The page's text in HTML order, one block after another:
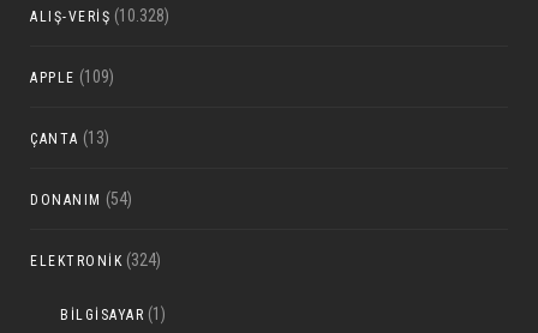
ALIŞ-VERIŞ (10.328)
APPLE (109)
ÇANTA (13)
DONANIM (54)
ELEKTRONIK (324)
BILGISAYAR (1)